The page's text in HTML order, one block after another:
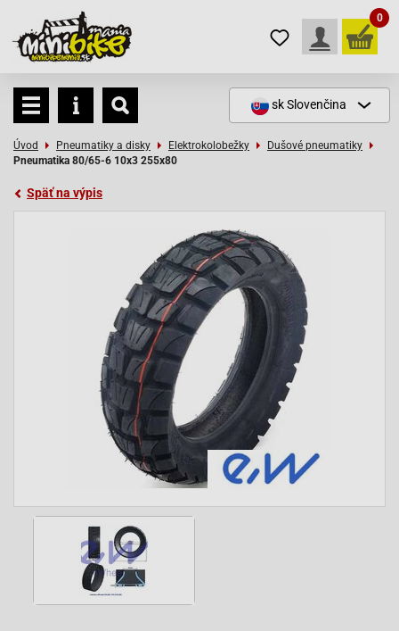
0
skSlovenčina
Úvod Pneumatiky a disky Elektrokolobežky
Dušové pneumatiky
Pneumatika 80/65-6 10x3 255x80
Späť na výpis